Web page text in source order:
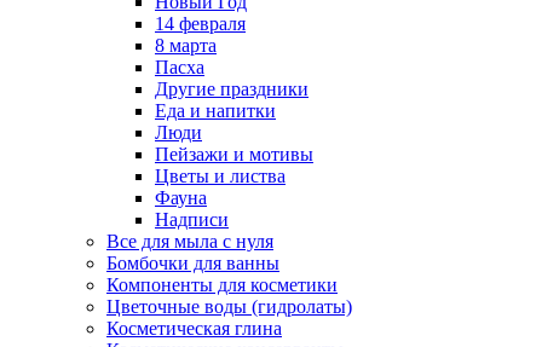
14 февраля
8 марта
Пасха
Другие праздники
Еда и напитки
Люди
Пейзажи и мотивы
Цветы и листва
Фауна
Надписи
Все для мыла с нуля
Бомбочки для ванны
Компоненты для косметики
Цветочные воды (гидролаты)
Косметическая глина